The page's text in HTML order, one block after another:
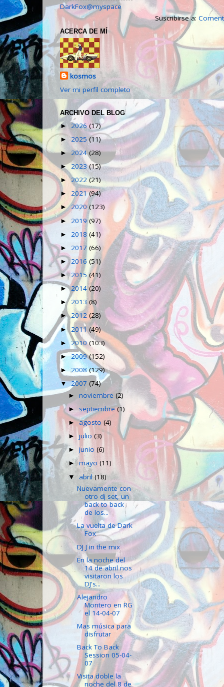
Suscribirse a:
DarkFox@myspace
ACERCA DE MÍ
kosmos
Ver mi perfil completo
ARCHIVO DEL BLOG
► 2026(17)
► 2025(11)
► 2024(28)
► 2023(15)
►2022(21)
► 2021(94)
►2020(123)
► 2019(97)
► 2018 (41)
► 2017 (66)
► 2016 (51)
►2015(41)
►2014 (20)
► 2013 (8)
►2012(28)
►2011 (49)
► 2010(103)
►2009(152)
►2008(129)
▼2007 (74)
►noviembre(2)
►septiembre(1)
►agosto(4)
►julio(3)
►junio(6)
►mayo(11)
▼abril(18)
Nuevamente con
otro dj set, un
back to back
de los...
La vuelta de Dark
Fox
DJ J in the mix
En la noche del
14 de abril nos
visitaron los
DJ's...
Alejandro
Montero en RG
el 14-04-07
Mas música para
disfrutar
Back To Back
Session 05-04-
07
Visita doble la
noche del 8 de